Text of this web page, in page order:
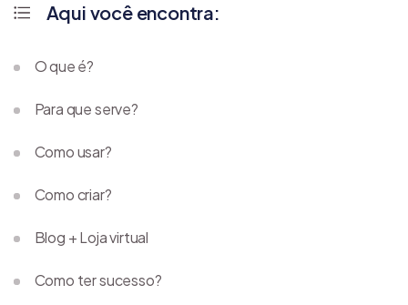
Aqui você encontra:
O que é?
Para que serve?
Como usar?
Como criar?
Blog + Loja virtual
Como ter sucesso?